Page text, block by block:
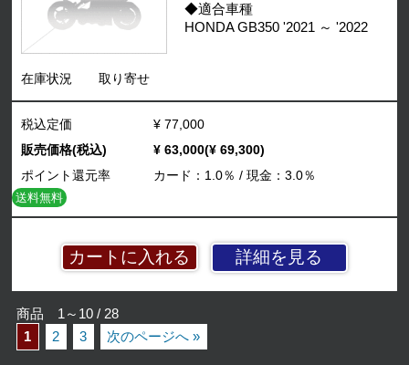
◆適合車種
HONDA GB350 '2021 ～ '2022
在庫状況 取り寄せ
詳細を見る
税込定価
¥ 77,000
販売価格(税込)
¥ 63,000(¥ 69,300)
ポイント還元率
カード：1.0％ / 現金：3.0％
送料無料
商品 1～10 / 28
1
2 3 次のページへ »